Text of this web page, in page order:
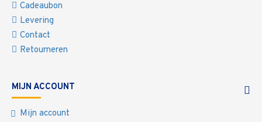
Cadeaubon
Levering
Contact
Retourneren
MIJN ACCOUNT
Mijn account